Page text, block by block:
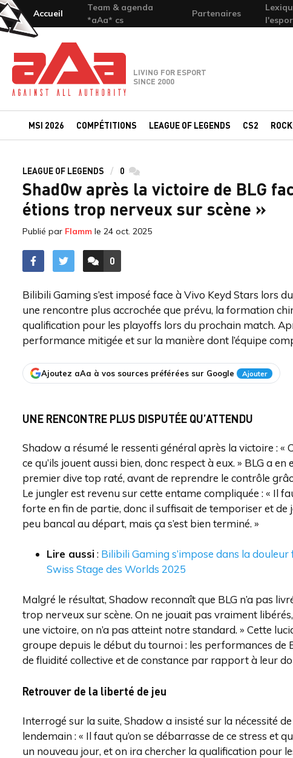
Accueil
Team & agenda
*aAa* cs
Partenaires
Team-aAa - against All authority
LIVING FOR ESPORT
SINCE 2000
MSI 2026 COMPÉTITIONS LEAGUE OF LEGENDS CS2
LEAGUE OF LEGENDS 0 commentaires
Shad0w après la victoire de BLG
étions trop nerveux sur scène »
Publié par Flamm le 24 oct. 2025
ACCÉDER AUX
0
COMMENTAIRES
Bilibili Gaming s’est imposé face à Vivo Keyd Stars lors
une rencontre plus accrochée que prévu, la formation
qualification pour les playoffs lors du prochain match.
performance mitigée et sur la manière dont l’équipe
Ajoutez aAa à vos sources préférées sur Google Ajouter
UNE RENCONTRE PLUS DISPUTÉE QU’ATTENDU
Shadow a résumé le ressenti général après la victoire : «
ce qu’ils jouent aussi bien, donc respect à eux. » BLG a
premier dive top raté, avant de reprendre le contrôle
Le jungler est revenu sur cette entame compliquée : « Il
forte en fin de partie, donc il suffisait de temporiser et de
peu bancal au départ, mais ça s’est bien terminé. »
Lire aussi: Bilibili Gaming s’impose dans la
Swiss Stage des Worlds 2025
Malgré le résultat, Shadow reconnaît que BLG n’a pas
trop nerveux sur scène. On ne jouait pas vraiment
une victoire, on n’a pas atteint notre standard. » Cette
groupe depuis le début du tournoi : les performances de
de fluidité collective et de constance par rapport à leur
Retrouver de la liberté de jeu
Interrogé sur la suite, Shadow a insisté sur la nécessité
lendemain : « Il faut qu’on se débarrasse de ce stress et
un nouveau jour, et on ira chercher la qualification pour